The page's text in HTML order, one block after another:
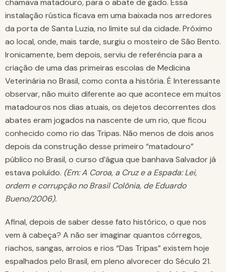
chamava matadouro, para o abate de gado. Essa
instalação rústica ficava em uma baixada nos arredores
da porta de Santa Luzia, no limite sul da cidade. Próximo
ao local, onde, mais tarde, surgiu o mosteiro de São Bento.
Ironicamente, bem depois, serviu de referência para a
criação de uma das primeiras escolas de Medicina
Veterinária no Brasil, como conta a história. É Interessante
observar, não muito diferente ao que acontece em muitos
matadouros nos dias atuais, os dejetos decorrentes dos
abates eram jogados na nascente de um rio, que ficou
conhecido como rio das Tripas. Não menos de dois anos
depois da construção desse primeiro “matadouro”
público no Brasil, o curso d’água que banhava Salvador já
estava poluído. (Em: A Coroa, a Cruz e a Espada: Lei,
ordem e corrupção no Brasil Colônia, de Eduardo
Bueno/2006).
Afinal, depois de saber desse fato histórico, o que nos
vem à cabeça? A não ser imaginar quantos córregos,
riachos, sangas, arroios e rios “Das Tripas” existem hoje
espalhados pelo Brasil, em pleno alvorecer do Século 21.